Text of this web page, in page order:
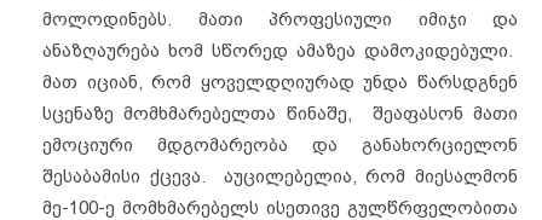
მოლოდინებს. მათი პროფესიული იმიჯი და
ანაზღაურება ხომ სწორედ ამაზეა დამოკიდებული.
მათ იციან, რომ ყოველდღიურად უნდა წარსდგნენ
სცენაზე მომხმარებელთა წინაშე, შეაფასონ მათი
ემოციური მდგომარეობა და განახორციელონ
შესაბამისი ქცევა. აუცილებელია, რომ მიესალმონ
მე-100-ე მომხმარებელს ისეთივე გულწრფელობითა